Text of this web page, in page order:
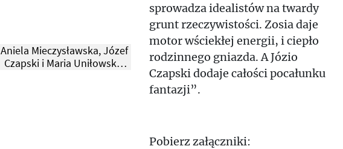
Aniela Mieczysławska, Józef
Czapski i Maria Uniłowska.
sprowadza idealistów na twardy
grunt rzeczywistości. Zosia daje
motor wściekłej energii, i ciepło
rodzinnego gniazda. A Józio
Czapski dodaje całości pocałunku
fantazji”.
Pobierz załączniki: